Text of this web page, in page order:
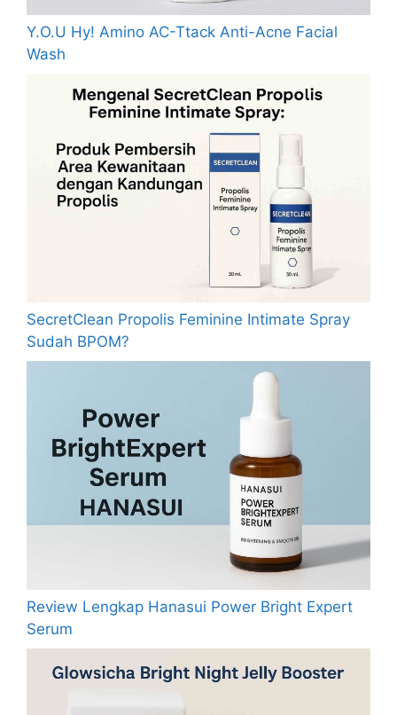
Y.O.U Hy! Amino AC-Ttack Anti-Acne Facial
Wash
SecretClean Propolis Feminine Intimate Spray
Sudah BPOM?
Review Lengkap Hanasui Power Bright Expert
Serum